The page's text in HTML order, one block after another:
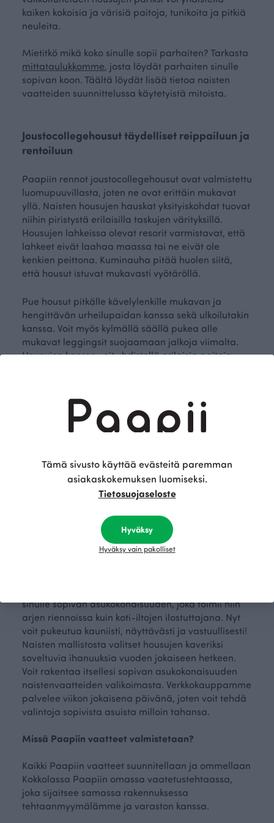
kaiken kokoisia ja värisiä paitoja, tunikoita ja pitkiä
neuleita.
Mietitkö mikä koko sinulle sopii parhaiten? Tarkasta
mittataulukkomme, josta löydät parhaiten sinulle
sopivan koon. Täältä löydät lisää tietoa naisten
vaatteiden suunnittelussa käytetyistä mitoista.
Joustocollegehousut täydelliset reippailuun ja
rentoiluun
Paapiin rennot joustocollegehousut ovat valmistettu
luomupuuvillasta, joten ne ovat erittäin mukavat
yllä. Naisten housujen hauskat yksityiskohdat tuovat
niihin piristystä erilaisilla taskujen värityksillä.
Housujen lahkeissa olevat resorit varmistavat, että
lahkeet eivät laahaa maassa tai ne eivät ole
kenkien peittona. Kuminauha pitää huolen siitä,
että housut istuvat mukavasti vyötäröllä.
Pue housut pitkälle kävelylenkille mukavan ja
hengittävän urheilupaidan kanssa sekä ulkoilutakin
kanssa. Voit myös kylmällä säällä pukea alle
mukavat leggingsit suojaamaan jalkoja viimalta.
Housujen kanssa voit yhdistellä erilaisiapaitoja,
asuusi sopivan väriyhdistelmän.Arkiasuksi yhdistele
housujen kanssa esimerkiksi raidallisia tai
t-paitojasekä merinovillasta tehty
Tilaa vastuullisesti tuotettuja vaatteita
Mikä onkaan ihanampaa kuin tietää, että
käyttämäsi vaate on valmistettu vastuullisesti
Suomessa, Kokkolassa. Kun tilaat Paapiin tuotteita,
sinulle sopivan asukokonaisuuden, joka toimii niin
arjen riennoissa kuin koti-iltojen ilostuttajana. Nyt
voit pukeutua kauniisti, näyttävästi ja vastuullisesti!
Naisten mallistosta valitset housujen kaveriksi
soveltuvia ihanuuksia vuoden jokaiseen hetkeen.
Voit rakentaa itsellesi sopivan asukokonaisuuden
naistenvaatteiden valikoimasta. Verkkokauppamme
palvelee viikon jokaisena päivänä, joten voit tehdä
valintoja sopivista asuista milloin tahansa.
Missä Paapiin vaatteet valmistetaan?
Kaikki Paapiin vaatteet suunnitellaan ja ommellaan
Kokkolassa Paapiin omassa vaatetustehtaassa,
joka sijaitsee samassa rakennuksessa
tehtaanmyymälämme ja varaston kanssa.
Tämä sivusto käyttää evästeitä paremman
asiakaskokemuksen luomiseksi.
Tietosuojaseloste
Hyväksy
Hyväksy vain pakolliset